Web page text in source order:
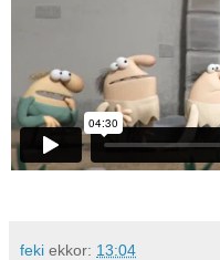
feki ekkor: 13:04